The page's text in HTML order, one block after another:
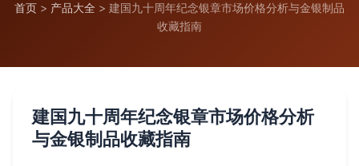
首页 > 产品大全 > 建国九十周年纪念银章市场价格分析与金银制品
收藏指南
建国九十周年纪念银章市场价格分析
与金银制品收藏指南